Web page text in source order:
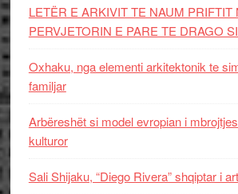
LETËR E ARKIVIT TE NAUM PRIFTIT
PERVJETORIN E PARE TE DRAGO
Oxhaku, nga elementi arkitektonik te
familjar
Arbëreshët si model evropian i
kulturor
Sali Shijaku, “Diego Rivera” shqiptar i